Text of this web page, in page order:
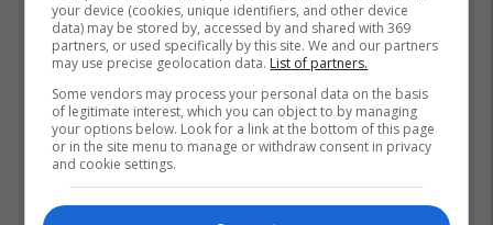
Mbappe rendit gjashtë
futbollistët më të mëdhenj
Botës, Messi mbetet i dyti
23/07/2026
Fjalët e para të Joshuas
pas fitores me nokaut ndaj
Kristian Prengës
your device (cookies, unique identifiers, and other device
data) may be stored by, accessed by and shared with 369
partners, or used specifically by this site. We and our partners
may use precise geolocation data. List of partners.
Some vendors may process your personal data on the basis
of legitimate interest, which you can object to by managing
your options below. Look for a link at the bottom of this page
or in the site menu to manage or withdraw consent in privacy
and cookie settings.